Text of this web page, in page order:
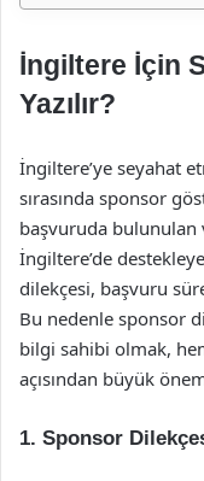
İngiltere İçin
Yazılır?
İngiltere’ye seyahat
sırasında sponsor
başvuruda bulunulan
İngiltere’de
dilekçesi, başvuru
Bu nedenle sponsor
bilgi sahibi olmak,
açısından büyük
1. Sponsor